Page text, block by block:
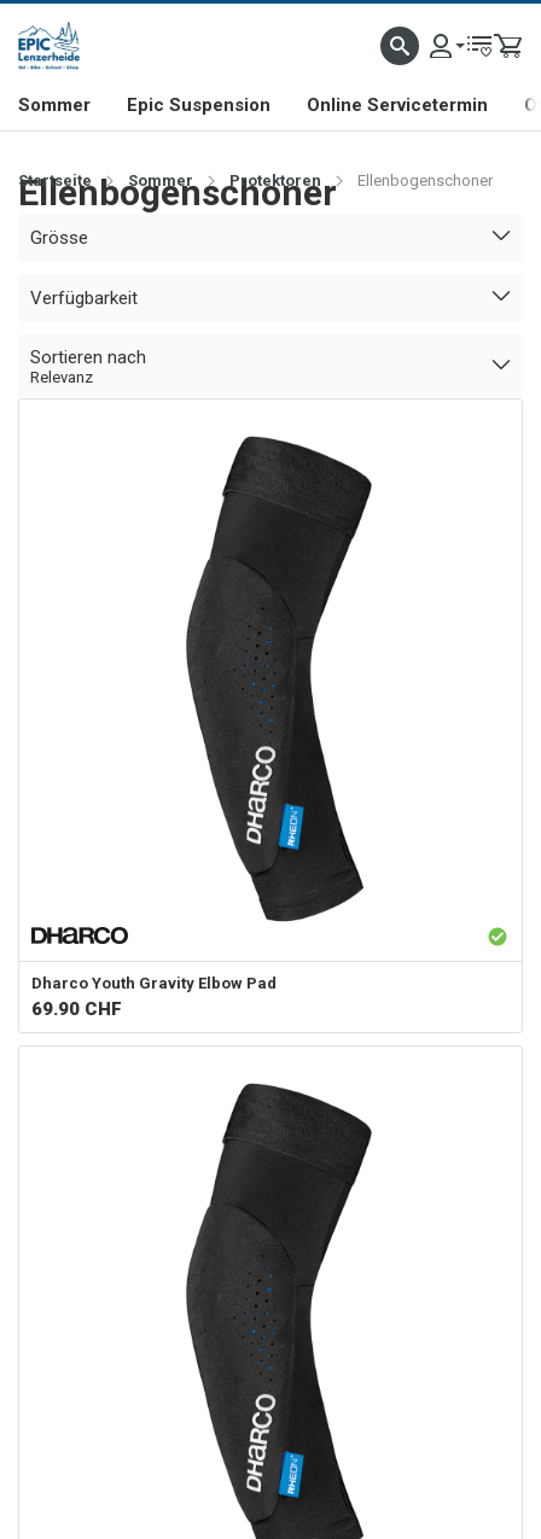
& FREERIDE-SPEZIALIST SCHWEIZER FIRMA SHOP & SHOWROOM IN
Sommer Epic Suspension Online Servicetermin
Startseite Sommer Protektoren Ellenbogenschoner
Ellenbogenschoner
Grösse
Verfügbarkeit
Sortieren nach
Relevanz
Dharco Youth Gravity Elbow Pad
69.90 CHF